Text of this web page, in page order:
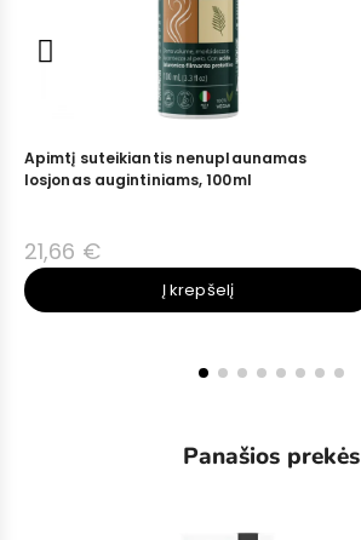
Apimtį suteikiantis nenuplaunamas
losjonas augintiniams, 100ml
21,66 €
Į krepšelį
Panašios prekės